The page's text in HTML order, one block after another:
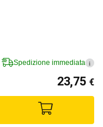
Spedizione immediata i
23,75 €